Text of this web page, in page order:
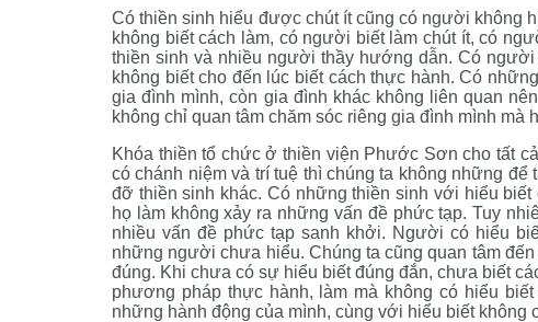
Có thiền sinh hiểu được chút ít cũng có người không
không biết cách làm, có người biết làm chút ít, có
thiền sinh và nhiều người thầy hướng dẫn. Có
không biết cho đến lúc biết cách thực hành. Có
gia đình mình, còn gia đình khác không liên quan
không chỉ quan tâm chăm sóc riêng gia đình mình
Khóa thiền tổ chức ở thiền viện Phước Sơn cho tất
có chánh niệm và trí tuệ thì chúng ta không những
đỡ thiền sinh khác. Có những thiền sinh với hiểu
họ làm không xảy ra những vấn đề phức tạp. Tuy
nhiều vấn đề phức tạp sanh khởi. Người có hiểu
những người chưa hiểu. Chúng ta cũng quan tâm
đúng. Khi chưa có sự hiểu biết đúng đắn, chưa biết
phương pháp thực hành, làm mà không có hiểu
những hành động của mình, cùng với hiểu biết không